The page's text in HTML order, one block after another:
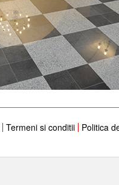
Termeni si conditii Politica